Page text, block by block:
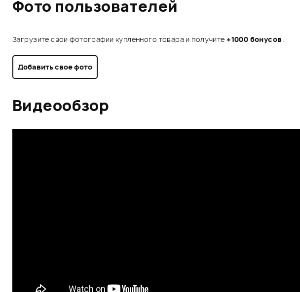
Фото пользователей
Загрузите свои фотографии купленного товара и получите+1000 бонусов.
Добавить свое фото
Видеообзор